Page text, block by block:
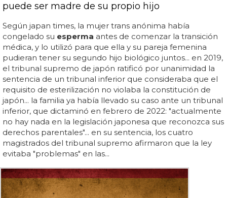
puede ser madre de su propio hijo
Según japan times, la mujer trans anónima había
congelado su esperma antes de comenzar la transición
médica, y lo utilizó para que ella y su pareja femenina
pudieran tener su segundo hijo biológico juntos... en 2019,
el tribunal supremo de japón ratificó por unanimidad la
sentencia de un tribunal inferior que consideraba que el
requisito de esterilización no violaba la constitución de
japón... la familia ya había llevado su caso ante un tribunal
inferior, que dictaminó en febrero de 2022: "actualmente
no hay nada en la legislación japonesa que reconozca sus
derechos parentales"... en su sentencia, los cuatro
magistrados del tribunal supremo afirmaron que la ley
evitaba "problemas" en las...